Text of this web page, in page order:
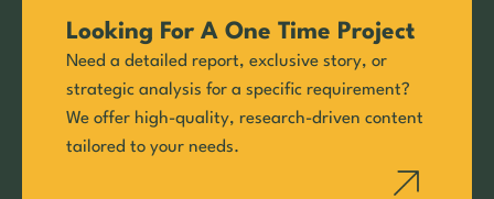
Looking For A One Time Project
Need a detailed report, exclusive story, or
strategic analysis for a specific requirement?
We offer high-quality, research-driven content
tailored to your needs.